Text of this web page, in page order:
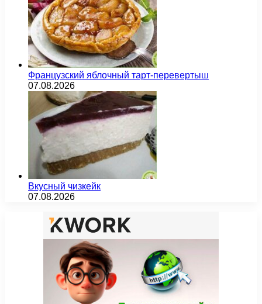
Французский яблочный тарт-перевертыш
07.08.2026
Вкусный чизкейк
07.08.2026